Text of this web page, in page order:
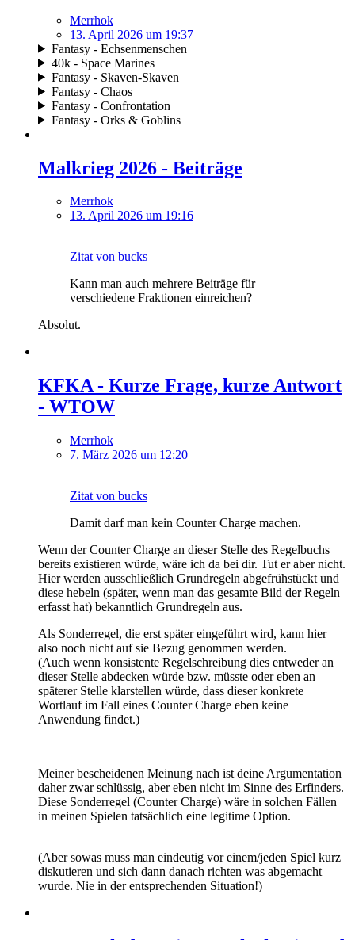
Merrhok
13. April 2026 um 19:37
Fantasy - Echsenmenschen
40k - Space Marines
Fantasy - Skaven-Skaven
Fantasy - Chaos
Fantasy - Confrontation
Fantasy - Orks & Goblins
Malkrieg 2026 - Beiträge
Merrhok
13. April 2026 um 19:16
Zitat von bucks
Kann man auch mehrere Beiträge für
verschiedene Fraktionen einreichen?
Absolut.
KFKA - Kurze Frage, kurze Antwort
- WTOW
Merrhok
7. März 2026 um 12:20
Zitat von bucks
Damit darf man kein Counter Charge machen.
Wenn der Counter Charge an dieser Stelle des Regelbuchs
bereits existieren würde, wäre ich da bei dir. Tut er aber nicht.
Hier werden ausschließlich Grundregeln abgefrühstückt und
diese hebeln (später, wenn man das gesamte Bild der Regeln
erfasst hat) bekanntlich Grundregeln aus.
Als Sonderregel, die erst später eingeführt wird, kann hier
also noch nicht auf sie Bezug genommen werden.
(Auch wenn konsistente Regelschreibung dies entweder an
dieser Stelle abdecken würde bzw. müsste oder eben an
späterer Stelle klarstellen würde, dass dieser konkrete
Wortlauf im Fall eines Counter Charge eben keine
Anwendung findet.)
Meiner bescheidenen Meinung nach ist deine Argumentation
daher zwar schlüssig, aber eben nicht im Sinne des Erfinders.
Diese Sonderregel (Counter Charge) wäre in solchen Fällen
in meinen Spielen tatsächlich eine legitime Option.
(Aber sowas muss man eindeutig vor einem/jeden Spiel kurz
diskutieren und sich dann danach richten was abgemacht
wurde. Nie in der entsprechenden Situation!)